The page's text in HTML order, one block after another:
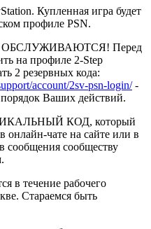
Купленная игра будет
профиле PSN.
ОБСЛУЖИВАЮТСЯ! Перед
на профиле 2-Step
2 резервных кода:
account/2sv-psn-login/-
порядок Ваших действий.
КОД, который
онлайн-чате на сайте или в
сообщения сообществу
в течение рабочего
Стараемся быть